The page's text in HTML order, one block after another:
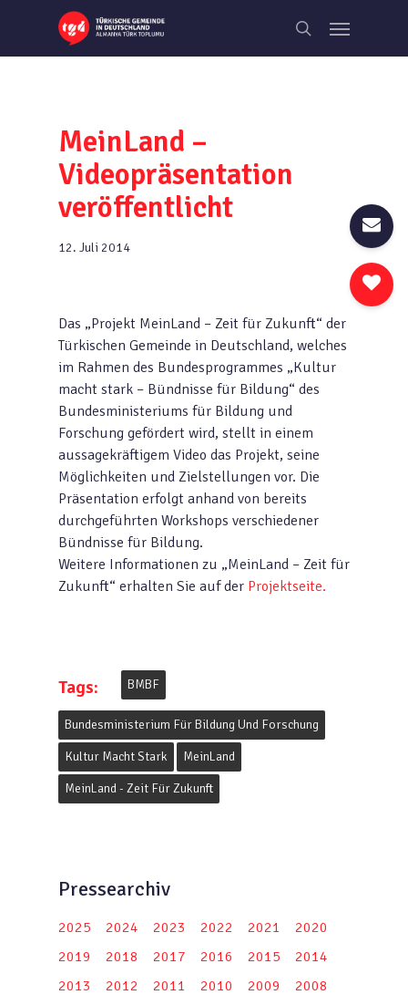
main
search
Menu
MeinLand –
Videopräsentation
veröffentlicht
12. Juli 2014
Das „Projekt MeinLand – Zeit für Zukunft“ der
Türkischen Gemeinde in Deutschland, welches
im Rahmen des Bundesprogrammes „Kultur
macht stark – Bündnisse für Bildung“ des
Bundesministeriums für Bildung und
Forschung gefördert wird, stellt in einem
aussagekräftigem Video das Projekt, seine
Möglichkeiten und Zielstellungen vor. Die
Präsentation erfolgt anhand von bereits
durchgeführten Workshops verschiedener
Bündnisse für Bildung.
Weitere Informationen zu „MeinLand – Zeit für
Zukunft“ erhalten Sie auf der Projektseite.
Tags: BMBF
Bundesministerium Für Bildung Und Forschung
Kultur Macht Stark MeinLand
MeinLand - Zeit Für Zukunft
Pressearchiv
2025 2024 2023 2022 2021
2020
2019
2018 2017 2016 2015
2014
2013
2012 2011 2010 2009
2008